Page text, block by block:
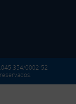
0002-52